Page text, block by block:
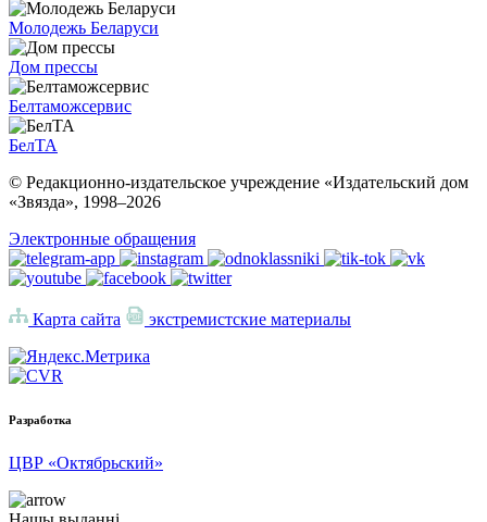
Молодежь Беларуси
Дом прессы
Белтаможсервис
БелТА
© Редакционно-издательское учреждение «Издательский дом
«Звязда», 1998–2026
Электронные обращения
Карта сайта экстремистские материалы
Разработка
ЦВР «Октябрьский»